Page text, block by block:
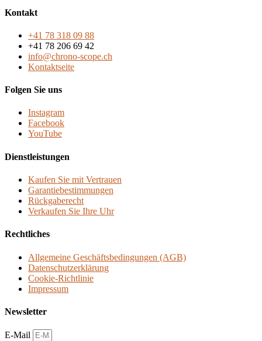
Kontakt
+41 78 318 09 88
+41 78 206 69 42
info@chrono-scope.ch
Kontaktseite
Folgen Sie uns
Instagram
Facebook
YouTube
Dienstleistungen
Kaufen Sie mit Vertrauen
Garantiebestimmungen
Rückgaberecht
Verkaufen Sie Ihre Uhr
Rechtliches
Allgemeine Geschäftsbedingungen (AGB)
Datenschutzerklärung
Cookie-Richtlinie
Impressum
Newsletter
E-Mail